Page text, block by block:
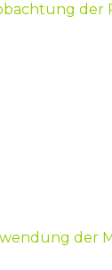
der
der